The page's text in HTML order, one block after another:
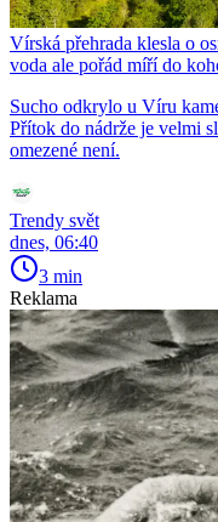
Vírská přehrada klesla o
voda ale pořád míří do
Sucho odkrylo u Víru
Přítok do nádrže je velmi
omezené není.
Trendy svět
dnes, 06:40
3 min
Reklama